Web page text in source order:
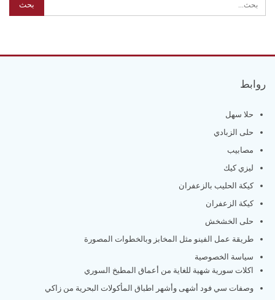
روابط
حلا سهل
حلى الزبادي
مصابيب
ليزي كيك
كيكة الحليب بالزعفران
كيكة الزعفران
حلى الخشخش
طريقة عمل الفينو مثل المخابز وبالخطوات المصورة
سياسة الخصوصية
اكلات سورية شهية للغاية من أعماق المطبخ السوري
وصفات سي فود أشهى وأشهر اطباق المأكولات البحرية من زاكي